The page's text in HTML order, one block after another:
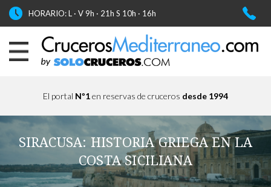
HORARIO: L · V 9h · 21h S 10h · 16h
El portal Nº1en reservas de cruceros desde 1994
SIRACUSA: HISTORIA GRIEGA EN LA
COSTA SICILIANA